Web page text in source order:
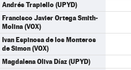
Andrés Trapiello (UPYD)
Francisco Javier Ortega Smith-
Molina (VOX)
Ivan Espinosa de los Monteros
de Simon (VOX)
Magdalena Oliva Díaz (UPYD)